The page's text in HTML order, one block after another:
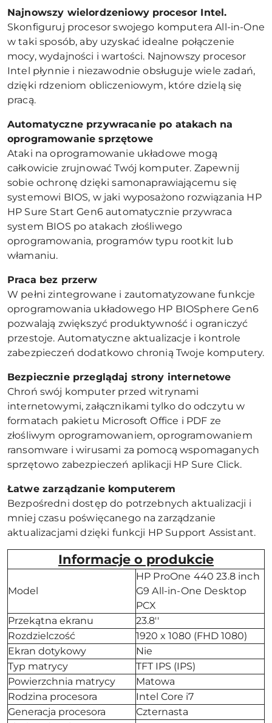
Najnowszy wielordzeniowy procesor Intel.
Skonfiguruj procesor swojego komputera All-in-One
w taki sposób, aby uzyskać idealne połączenie
mocy, wydajności i wartości. Najnowszy procesor
Intel płynnie i niezawodnie obsługuje wiele zadań,
dzięki rdzeniom obliczeniowym, które dzielą się
pracą.
Automatyczne przywracanie po atakach na
oprogramowanie sprzętowe
Ataki na oprogramowanie układowe mogą
całkowicie zrujnować Twój komputer. Zapewnij
sobie ochronę dzięki samonaprawiającemu się
systemowi BIOS, w jaki wyposażono rozwiązania HP
HP Sure Start Gen6 automatycznie przywraca
system BIOS po atakach złośliwego
oprogramowania, programów typu rootkit lub
włamaniu.
Praca bez przerw
W pełni zintegrowane i zautomatyzowane funkcje
oprogramowania układowego HP BIOSphere Gen6
pozwalają zwiększyć produktywność i ograniczyć
przestoje. Automatyczne aktualizacje i kontrole
zabezpieczeń dodatkowo chronią Twoje komputery.
Bezpiecznie przeglądaj strony internetowe
Chroń swój komputer przed witrynami
internetowymi, załącznikami tylko do odczytu w
formatach pakietu Microsoft Office i PDF ze
złośliwym oprogramowaniem, oprogramowaniem
ransomware i wirusami za pomocą wspomaganych
sprzętowo zabezpieczeń aplikacji HP Sure Click.
Łatwe zarządzanie komputerem
Bezpośredni dostęp do potrzebnych aktualizacji i
mniej czasu poświęcanego na zarządzanie
aktualizacjami dzięki funkcji HP Support Assistant.
Informacje o produkcie
Model
HP ProOne 440 23.8 inch
G9 All-in-One Desktop
PCX
Przekątna ekranu
23.8''
Rozdzielczość
1920 x 1080 (FHD 1080)
Ekran dotykowy
Nie
Typ matrycy
TFT IPS (IPS)
Powierzchnia matrycy
Matowa
Rodzina procesora
Intel Core i7
Generacja procesora
Czternasta